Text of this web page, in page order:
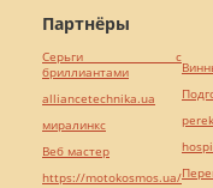
Партнёры
Серьги с
бриллиантами
alliancetechnika.ua
миралинкс
Веб мастер
https://motokosmos.ua/